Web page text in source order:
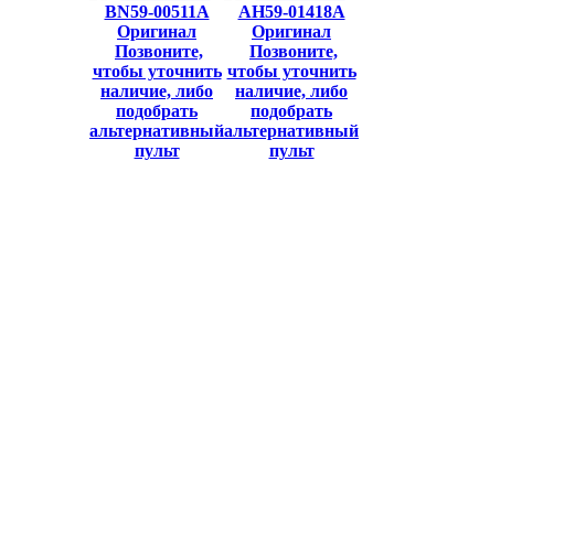
Позвоните,
чтобы уточнить
наличие, либо
подобрать
альтернативный
пульт
Позвоните,
чтобы уточнить
наличие, либо
подобрать
альтернативный
пульт